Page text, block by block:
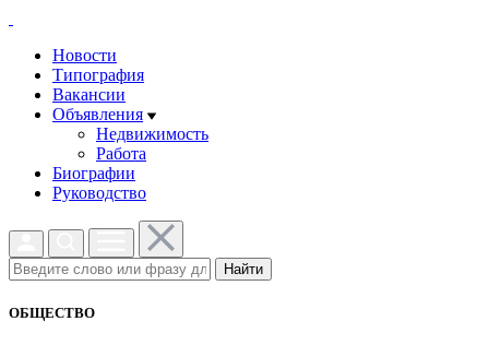
Новости
Типография
Вакансии
Объявления
Недвижимость
Работа
Биографии
Руководство
Найти
ОБЩЕСТВО